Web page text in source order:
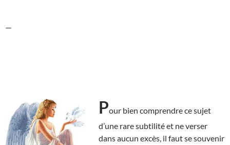
—
Pour bien comprendre ce sujet
d’une rare subtilité et ne verser
dans aucun excès, il faut se souvenir